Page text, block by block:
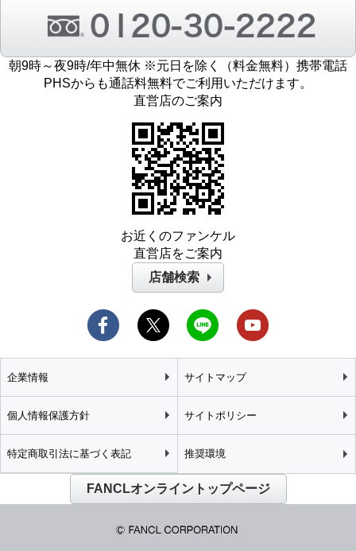
朝9時～夜9時/年中無休 ※元日を除く（料金無料）携帯電話
PHSからも通話料無料でご利用いただけます。
直営店のご案内
お近くのファンケル
直営店をご案内
店舗検索
企業情報 サイトマップ
個人情報保護方針 サイトポリシー
特定商取引法に基づく表記 推奨環境
FANCLオンライントップページ